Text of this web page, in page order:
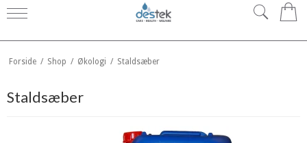
Forside / Shop / Økologi / Staldsæber
Staldsæber